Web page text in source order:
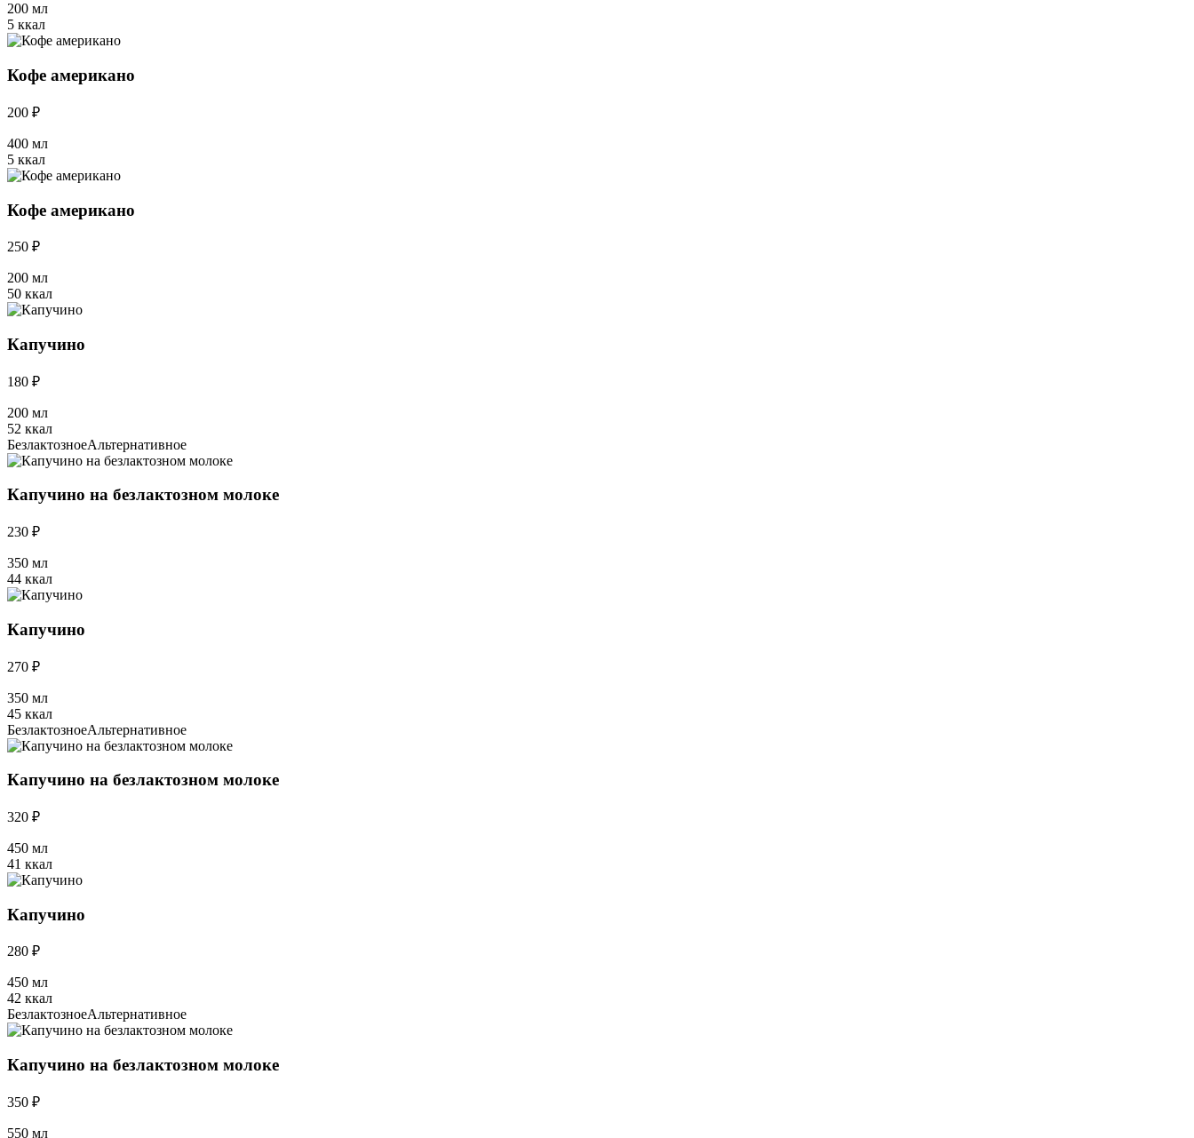
200 мл
5 ккал
Кофе американо
200 ₽
400 мл
5 ккал
Кофе американо
250 ₽
200 мл
50 ккал
Капучино
180 ₽
200 мл
52 ккал
БезлактозноеАльтернативное
Капучино на безлактозном молоке
230 ₽
350 мл
44 ккал
Капучино
270 ₽
350 мл
45 ккал
БезлактозноеАльтернативное
Капучино на безлактозном молоке
320 ₽
450 мл
41 ккал
Капучино
280 ₽
450 мл
42 ккал
БезлактозноеАльтернативное
Капучино на безлактозном молоке
350 ₽
550 мл